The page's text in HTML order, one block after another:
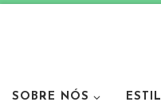
SOBRE NÓS